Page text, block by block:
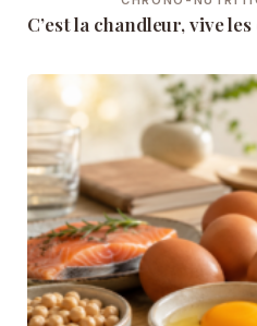
C’est la chandleur, vive